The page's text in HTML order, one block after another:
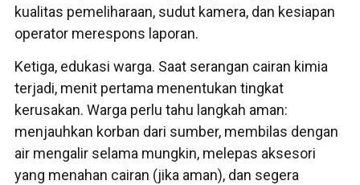
kualitas pemeliharaan, sudut kamera, dan kesiapan
operator merespons laporan.
Ketiga, edukasi warga. Saat serangan cairan kimia
terjadi, menit pertama menentukan tingkat
kerusakan. Warga perlu tahu langkah aman:
menjauhkan korban dari sumber, membilas dengan
air mengalir selama mungkin, melepas aksesori
yang menahan cairan (jika aman), dan segera